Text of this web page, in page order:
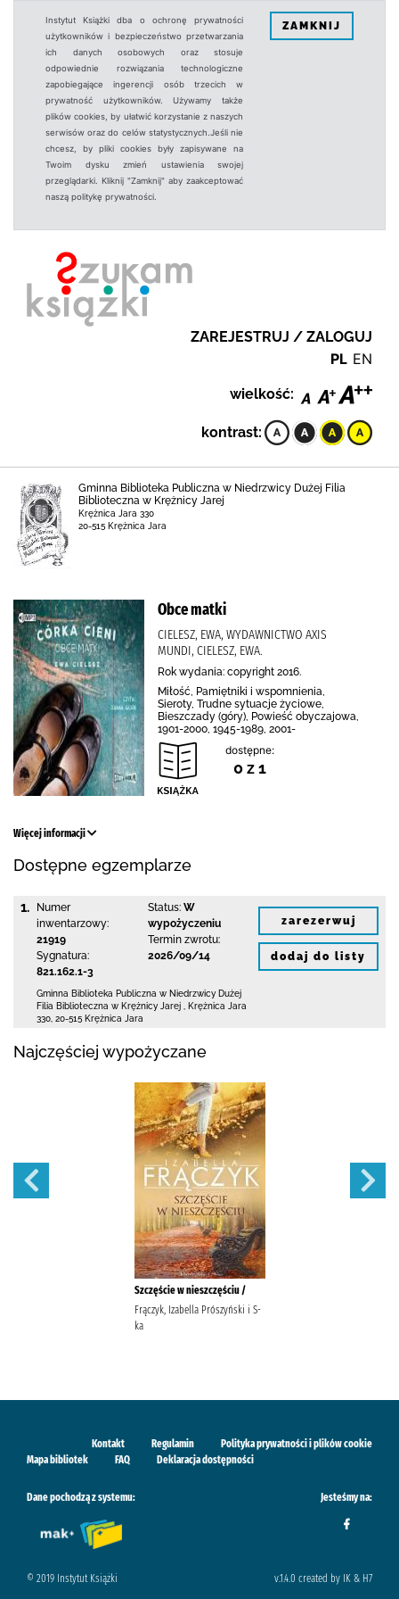
Instytut Książki dba o ochronę prywatności
użytkowników i bezpieczeństwo przetwarzania
ich danych osobowych oraz stosuje
odpowiednie rozwiązania technologiczne
zapobiegające ingerencji osób trzecich w
prywatność użytkowników. Używamy także
plików cookies, by ułatwić korzystanie z naszych
serwisów oraz do celów statystycznych.Jeśli nie
chcesz, by pliki cookies były zapisywane na
Twoim dysku zmień ustawienia swojej
przeglądarki. Kliknij "Zamknij" aby zaakceptować
naszą politykę prywatności.
ZAMKNIJ
ZAREJESTRUJ / ZALOGUJ
PL EN
wielkość:
kontrast:
Gminna Biblioteka Publiczna w Niedrzwicy Dużej Filia
Biblioteczna w Krężnicy Jarej
Krężnica Jara 330
20-515 Krężnica Jara
Obce matki
CIELESZ, EWA, WYDAWNICTWO AXIS
MUNDI, CIELESZ, EWA.
Rok wydania: copyright 2016.
Miłość, Pamiętniki i wspomnienia,
Sieroty, Trudne sytuacje życiowe,
Bieszczady (góry), Powieść obyczajowa,
1901-2000, 1945-1989, 2001-
dostępne:
0 z 1
Więcej informacji
Dostępne egzemplarze
1.
Numer
inwentarzowy:
21919
Sygnatura:
821.162.1-3
Status: W
wypożyczeniu
Termin zwrotu:
2026/09/14
Gminna Biblioteka Publiczna w Niedrzwicy Dużej
Filia Biblioteczna w Krężnicy Jarej
Krężnica Jara
330 20-515 Krężnica Jara
zarezerwuj
dodaj do listy
Najczęściej wypożyczane
Szczęście w nieszczęściu /
Frączyk, Izabella Prószyński i S-
ka
Kontakt Regulamin
Polityka prywatności i plików cookie
Mapa bibliotek
FAQ Deklaracja dostępności
Dane pochodzą z systemu: Jesteśmy na:
© 2019 Instytut Książki v.1.4.0 created by IK & H7